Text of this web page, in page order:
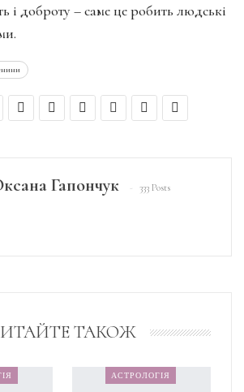
і доброту – саме це робить людські
Гапончук 333 Posts
ТАКОЖ
АСТРОЛОГІЯ